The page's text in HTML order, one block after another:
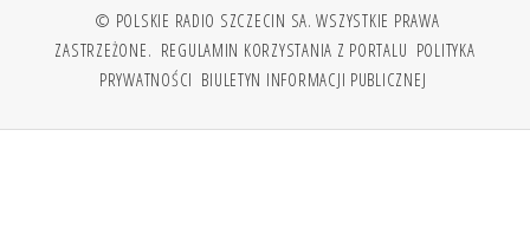
© POLSKIE RADIO SZCZECIN SA. WSZYSTKIE PRAWA
ZASTRZEŻONE. REGULAMIN KORZYSTANIA Z PORTALU POLITYKA
PRYWATNOŚCI BIULETYN INFORMACJI PUBLICZNEJ